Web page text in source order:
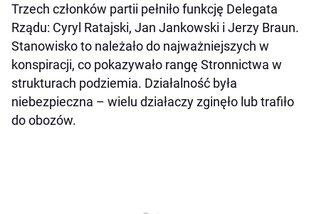
Trzech członków partii pełniło funkcję Delegata
Rządu: Cyryl Ratajski, Jan Jankowski i Jerzy Braun.
Stanowisko to należało do najważniejszych w
konspiracji, co pokazywało rangę Stronnictwa w
strukturach podziemia. Działalność była
niebezpieczna – wielu działaczy zginęło lub trafiło
do obozów.